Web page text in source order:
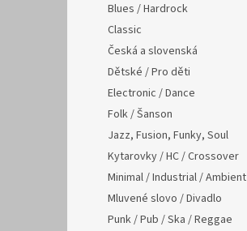
Blues / Hardrock
Classic
Česká a slovenská
Dětské / Pro děti
Electronic / Dance
Folk / Šanson
Jazz, Fusion, Funky, Soul
Kytarovky / HC / Crossover
Minimal / Industrial / Ambient
Mluvené slovo / Divadlo
Punk / Pub / Ska / Reggae